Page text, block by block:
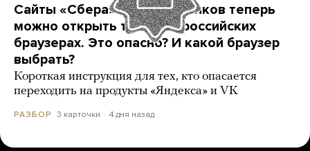
Сайты «Сбера» и других банков теперь
можно открыть только в российских
браузерах. Это опасно? И какой браузер
выбрать?
Короткая инструкция для тех, кто опасается
переходить на продукты «Яндекса» и VK
РАЗБОР 3 карточки 4 дня назад